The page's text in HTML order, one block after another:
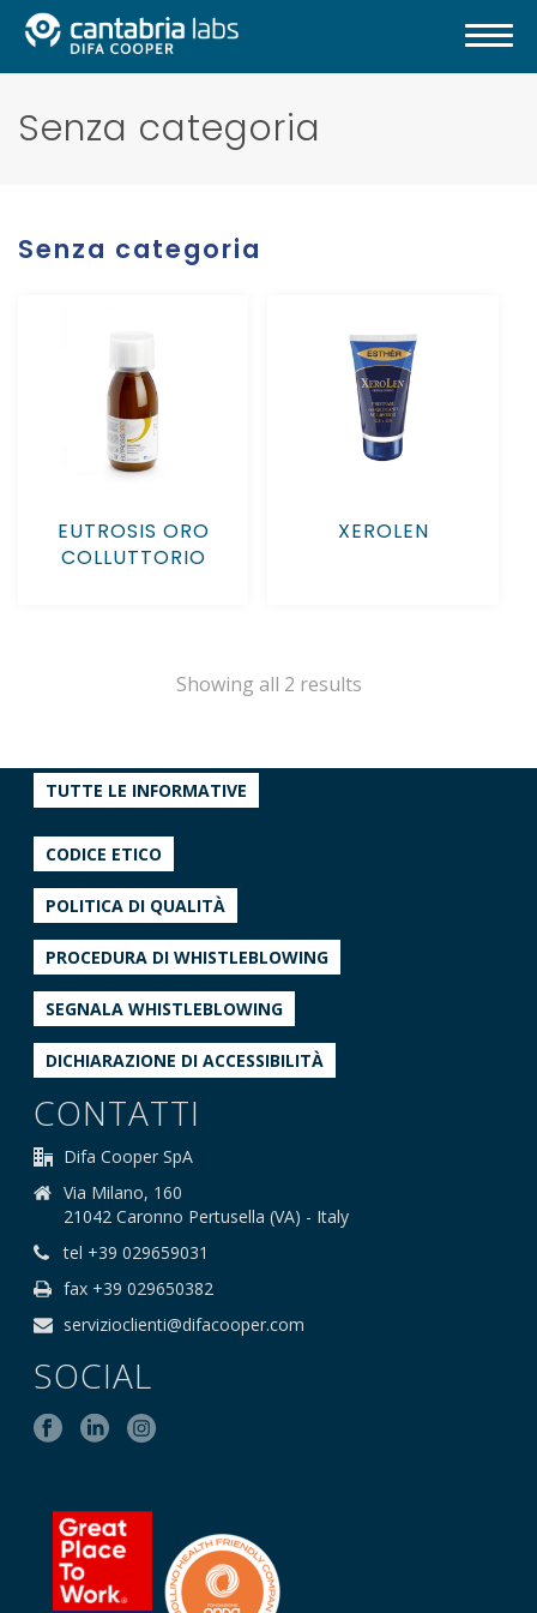
Senza categoria
Senza categoria
EUTROSIS ORO
COLLUTTORIO
XEROLEN
Showing all 2 results
TUTTE LE INFORMATIVE
CODICE ETICO
POLITICA DI QUALITÀ
PROCEDURA DI WHISTLEBLOWING
SEGNALA WHISTLEBLOWING
DICHIARAZIONE DI ACCESSIBILITÀ
CONTATTI
Difa Cooper SpA
Via Milano, 160
21042 Caronno Pertusella (VA) - Italy
tel +39 029659031
fax +39 029650382
servizioclienti@difacooper.com
SOCIAL